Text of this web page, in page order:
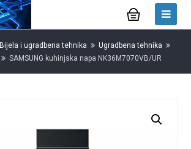
Bijela i ugradbena tehnika
Ugradbena tehnika
SAMSUNG kuhinjska napa NK36M7070VB/UR